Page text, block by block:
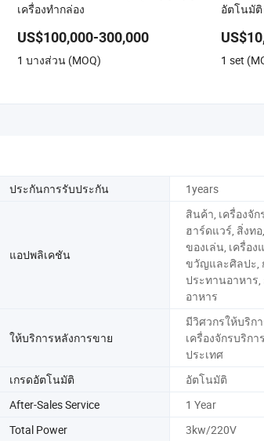
เครื่องทำกล่อง
US$100,000-300,000
1 บางส่วน (MOQ)
อัตโนมัติ
1 set
ประกันการรับประกัน 1years
แอปพลิเคชัน
สินค้า, เครื่องจัก
ฮาร์ดแวร์, สิ่งท
ของเล่น, เครื่อง
ขวัญและศิลปะ,
ประทานอาหาร,
อาหาร
ให้บริการหลังการขาย
มีวิศวกรให้บริก
เครื่องจักรบริกา
ประเทศ
เกรดอัตโนมัติ
อัตโนมัติ
After-Sales Service
1 Year
Total Power
3kw/220V